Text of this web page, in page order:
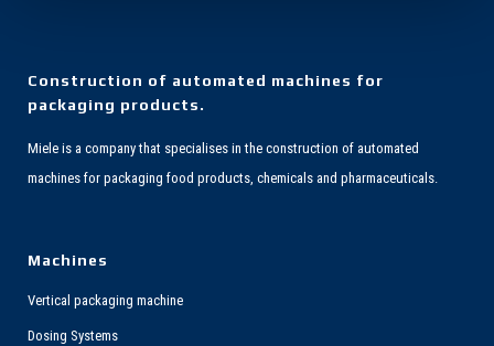
Construction of automated machines for
packaging products.
Miele is a company that specialises in the construction of automated
machines for packaging food products, chemicals and pharmaceuticals.
Machines
Vertical packaging machine
Dosing Systems